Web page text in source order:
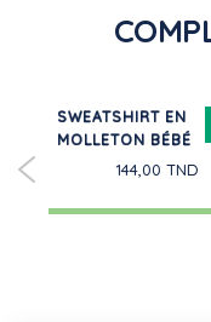
SWEATSHIRT EN
MOLLETON BÉBÉ
144,00 TND